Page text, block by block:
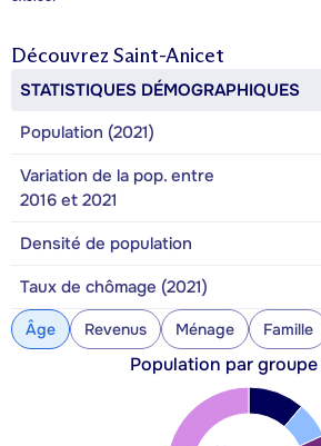
Découvrez Saint-Anicet
STATISTIQUES DÉMOGRAPHIQUES
Population (2021)
Variation de la pop. entre
2016 et 2021
Densité de population
Taux de chômage (2021)
Âge Revenus Ménage Famille
Population par